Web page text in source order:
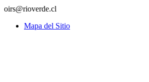
oirs@rioverde.cl
Mapa del Sitio